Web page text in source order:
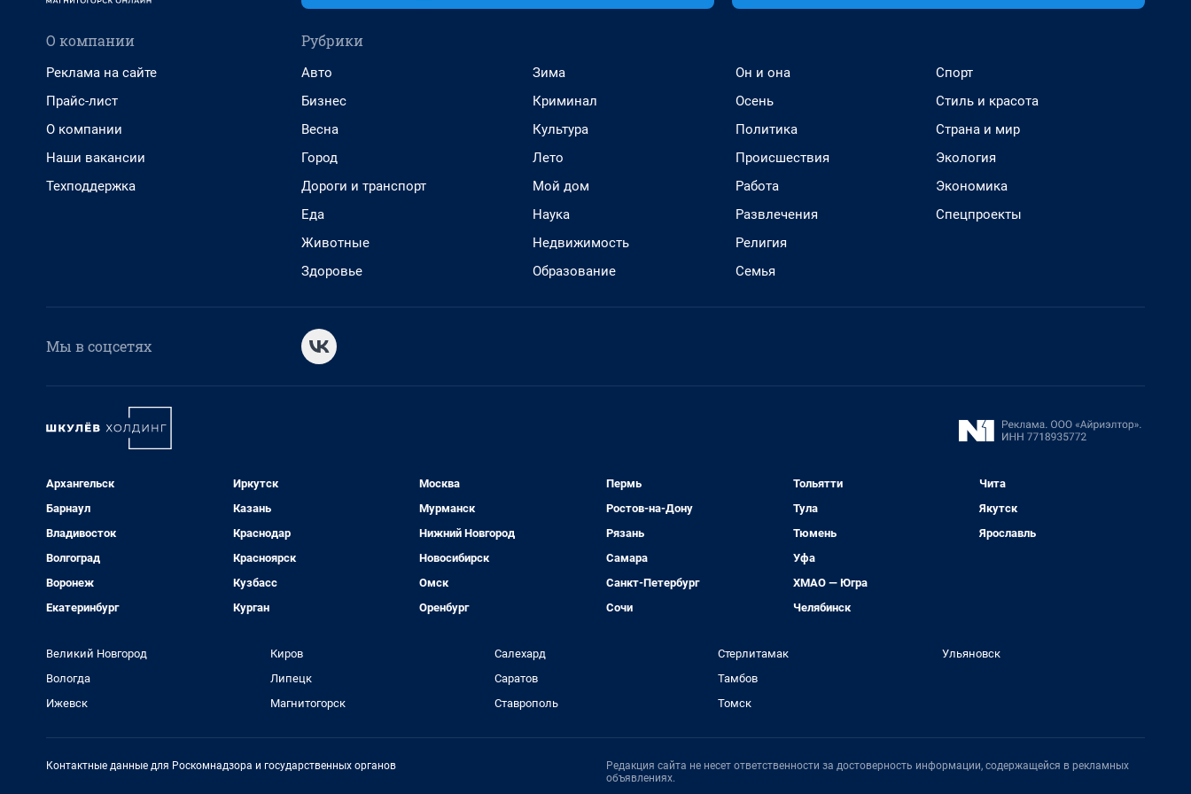
О компании
Реклама на сайте
Прайс-лист
О компании
Наши вакансии
Техподдержка
Рубрики
Авто
Бизнес
Весна
Город
Дороги и транспорт
Еда
Животные
Здоровье
Зима
Криминал
Культура
Лето
Мой дом
Наука
Недвижимость
Образование
Он и она
Осень
Политика
Происшествия
Работа
Развлечения
Религия
Семья
Спорт
Стиль и красота
Страна и мир
Экология
Экономика
Спецпроекты
Мы в соцсетях
Архангельск
Барнаул
Владивосток
Волгоград
Воронеж
Екатеринбург
Иркутск
Казань
Краснодар
Красноярск
Кузбасс
Курган
Москва
Мурманск
Нижний Новгород
Новосибирск
Омск
Оренбург
Пермь
Ростов-на-Дону
Рязань
Самара
Санкт-Петербург
Сочи
Тольятти
Тула
Тюмень
Уфа
ХМАО — Югра
Челябинск
Чита
Якутск
Ярославль
Великий Новгород
Вологда
Ижевск
Киров
Липецк
Магнитогорск
Салехард
Саратов
Ставрополь
Стерлитамак
Тамбов
Томск
Ульяновск
Контактные данные для Роскомнадзора и государственных органов
Редакция сайта не несет ответственности за достоверность информации, содержащейся в рекламных
объявлениях.